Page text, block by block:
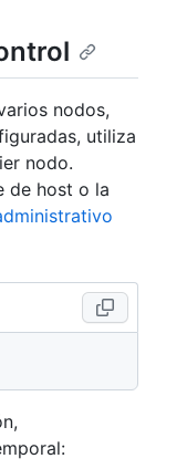
nodos,
utiliza
nodo.
de host o la